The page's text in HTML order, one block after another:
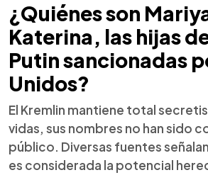
¿Quiénes son
Katerina, las hijas
Putin sancionadas
Unidos?
El Kremlin mantiene total
vidas, sus nombres no han sido
público. Diversas fuentes
es considerada la potencial